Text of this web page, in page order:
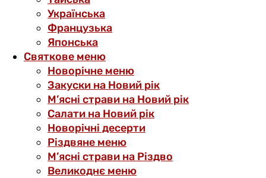
Українська
Французька
Японська
Святкове меню
Новорічне меню
Закуски на Новий рік
М’ясні страви на Новий рік
Салати на Новий рік
Новорічні десерти
Різдвяне меню
М’ясні страви на Різдво
Великоднє меню